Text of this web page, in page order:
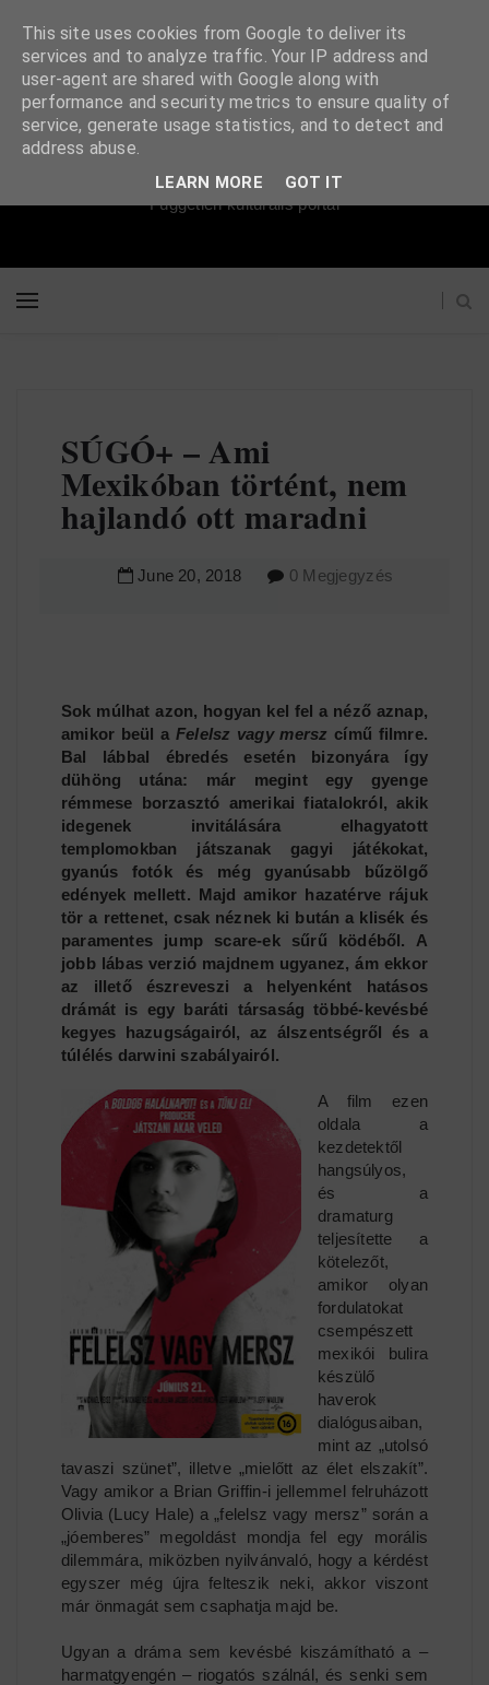
Súgópéldány
Független kulturális portál
SÚGÓ+ – Ami
Mexikóban történt, nem
hajlandó ott maradni
June 20, 2018 0 Megjegyzés
Sok múlhat azon, hogyan kel fel a néző aznap,
amikor beül aFelelsz vagy mersz című filmre.
Bal lábbal ébredés esetén bizonyára így
dühöng utána: már megint egy gyenge
rémmese borzasztó amerikai fiatalokról, akik
idegenek invitálására elhagyatott
templomokban játszanak gagyi játékokat,
gyanús fotók és még gyanúsabb bűzölgő
edények mellett. Majd amikor hazatérve rájuk
tör a rettenet, csak néznek ki bután a klisék és
paramentes jump scare-ek sűrű ködéből. A
jobb lábas verzió majdnem ugyanez, ám ekkor
az illető észreveszi a helyenként hatásos
drámát is egy baráti társaság többé-kevésbé
kegyes hazugságairól, az álszentségről és a
túlélés darwini szabályairól.
A film ezen
oldala a
kezdetektől
hangsúlyos,
és a
dramaturg
teljesítette a
kötelezőt,
amikor olyan
fordulatokat
csempészett
mexikói bulira
készülő
haverok
dialógusaiban,
mint az „utolsó
tavaszi szünet”, illetve „mielőtt az élet elszakít”.
Vagy amikor a Brian Griffin-i jellemmel felruházott
Olivia (Lucy Hale) a „felelsz vagy mersz” során a
„jóemberes” megoldást mondja fel egy morális
dilemmára, miközben nyilvánvaló, hogy a kérdést
egyszer még újra felteszik neki, akkor viszont
már önmagát sem csaphatja majd be.
Ugyan a dráma sem kevésbé kiszámítható a –
harmatgyengén – riogatós szálnál, és senki sem
This site uses cookies from Google to deliver its
services and to analyze traffic. Your IP address and
user-agent are shared with Google along with
performance and security metrics to ensure quality of
service, generate usage statistics, and to detect and
address abuse.
LEARN MORE GOT IT